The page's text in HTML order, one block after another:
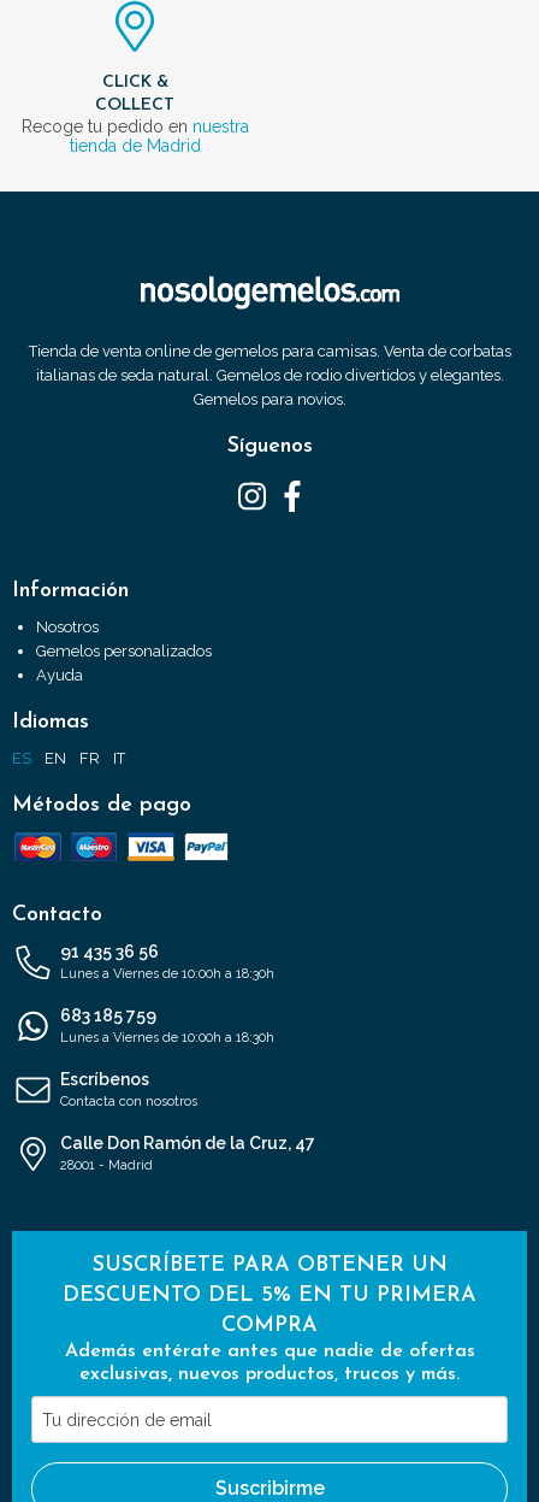
CLICK &
COLLECT
Recoge tu pedido en nuestra
tienda de Madrid
Tienda de venta online de gemelos para camisas. Venta de corbatas
italianas de seda natural. Gemelos de rodio divertidos y elegantes.
Gemelos para novios.
Síguenos
Información
Nosotros
Gemelos personalizados
Ayuda
Idiomas
ES EN FR IT
Métodos de pago
Contacto
91 435 36 56
Lunes a Viernes de 10:00h a 18:30h
683 185 759
Lunes a Viernes de 10:00h a 18:30h
Escríbenos
Contacta con nosotros
Calle Don Ramón de la Cruz, 47
28001 - Madrid
SUSCRÍBETE PARA OBTENER UN
DESCUENTO DEL 5% EN TU PRIMERA
COMPRA
Además entérate antes que nadie de ofertas
exclusivas, nuevos productos, trucos y más.
Tu
dirección
de
Suscribirme